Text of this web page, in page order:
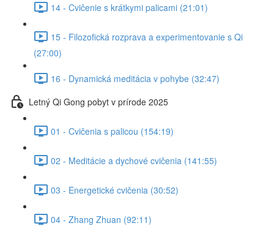
14 - Cvičenie s krátkymi palicami (21:01)
15 - Filozofická rozprava a experimentovanie s Qi
(27:00)
16 - Dynamická meditácia v pohybe (32:47)
Letný Qi Gong pobyt v prírode 2025
01 - Cvičenia s palicou (154:19)
02 - Meditácie a dychové cvičenia (141:55)
03 - Energetické cvičenia (30:52)
04 - Zhang Zhuan (92:11)